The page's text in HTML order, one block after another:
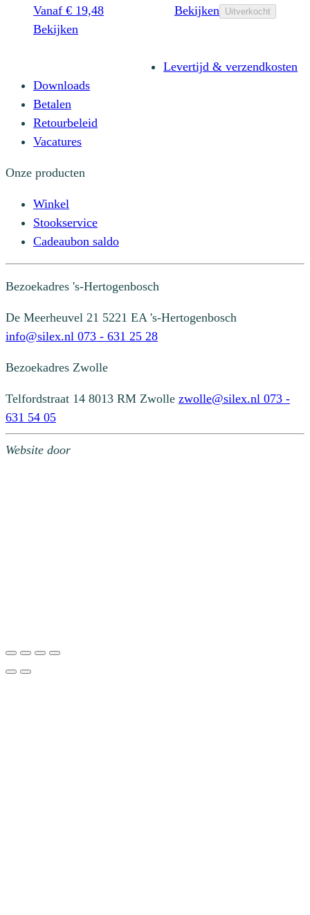
op
de
de
Vanaf € 19,48
Bekijken
meerdere
Deze
optie
gekozen
op
Bekijken Uitverkocht
Levertijd & verzendkosten
Downloads
Betalen
Retourbeleid
Vacatures
Onze producten
Winkel
Stookservice
Cadeaubon saldo
Bezoekadres 's-Hertogenbosch
De Meerheuvel 21 5221 EA 's-Hertogenbosch
info@silex.nl 073 - 631 25 28
Bezoekadres Zwolle
Telfordstraat 14 8013 RM Zwolle zwolle@silex.nl 073 -
631 54 05
Website door